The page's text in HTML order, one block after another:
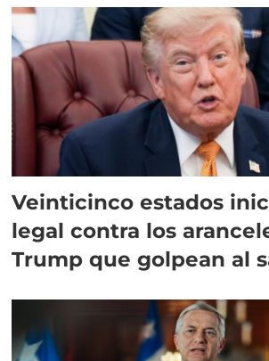
Veinticinco estados
legal contra los
Trump que golpean al